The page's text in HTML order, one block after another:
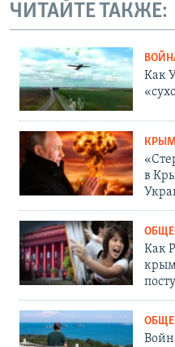
ЧИТАЙТЕ ТАКЖЕ:
Как
в
Как